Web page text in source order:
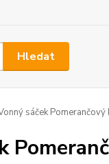
Hledat
sáček Pomerančový